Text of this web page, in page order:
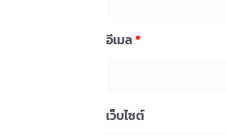
อีเมล*
เว็บไซต์